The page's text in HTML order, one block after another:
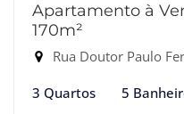
Apartamento à
170m²
Rua Doutor Paulo Ferraz
3 Quartos 5